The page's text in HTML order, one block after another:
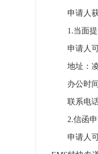
申请人
1.当面
申请人
地址：
办公时
联系电
2.信函
申请人